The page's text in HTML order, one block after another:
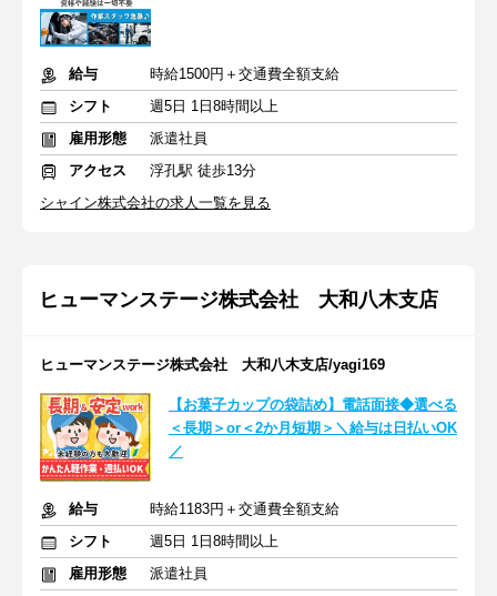
給与
時給1500円＋交通費全額支給
シフト
週5日 1日8時間以上
雇用形態
派遣社員
アクセス
浮孔駅 徒歩13分
シャイン株式会社の求人一覧を見る
ヒューマンステージ株式会社 大和八木支店
ヒューマンステージ株式会社 大和八木支店/yagi169
【お菓子カップの袋詰め】電話面接◆選べる
＜長期＞or＜2か月短期＞＼給与は日払いOK
／
給与
時給1183円＋交通費全額支給
シフト
週5日 1日8時間以上
雇用形態
派遣社員